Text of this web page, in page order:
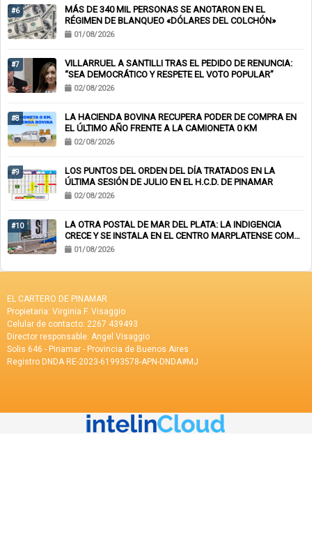
#6
MÁS DE 340 MIL PERSONAS SE ANOTARON EN EL
RÉGIMEN DE BLANQUEO «DÓLARES DEL COLCHÓN»
01/08/2026
#7
VILLARRUEL A SANTILLI TRAS EL PEDIDO DE RENUNCIA:
“SEA DEMOCRÁTICO Y RESPETE EL VOTO POPULAR”
02/08/2026
#8
LA HACIENDA BOVINA RECUPERA PODER DE COMPRA EN
EL ÚLTIMO AÑO FRENTE A LA CAMIONETA 0 KM
02/08/2026
#9
LOS PUNTOS DEL ORDEN DEL DÍA TRATADOS EN LA
ÚLTIMA SESIÓN DE JULIO EN EL H.C.D. DE PINAMAR
02/08/2026
#10
LA OTRA POSTAL DE MAR DEL PLATA: LA INDIGENCIA
CRECE Y SE INSTALA EN EL CENTRO MARPLATENSE COMO
PAISAJE COTIDIANO
01/08/2026
EL CARTERO DE PINAMAR
Propietaria: Virginia F. Visaggio
Celular de contacto: 2267 439493
Director responsable: Angel Visaggio
Solis 646 - Pinamar - Provincia de Buenos Aires
Registro DNDA RE-2023-61993578-APN-DNDA#MJ